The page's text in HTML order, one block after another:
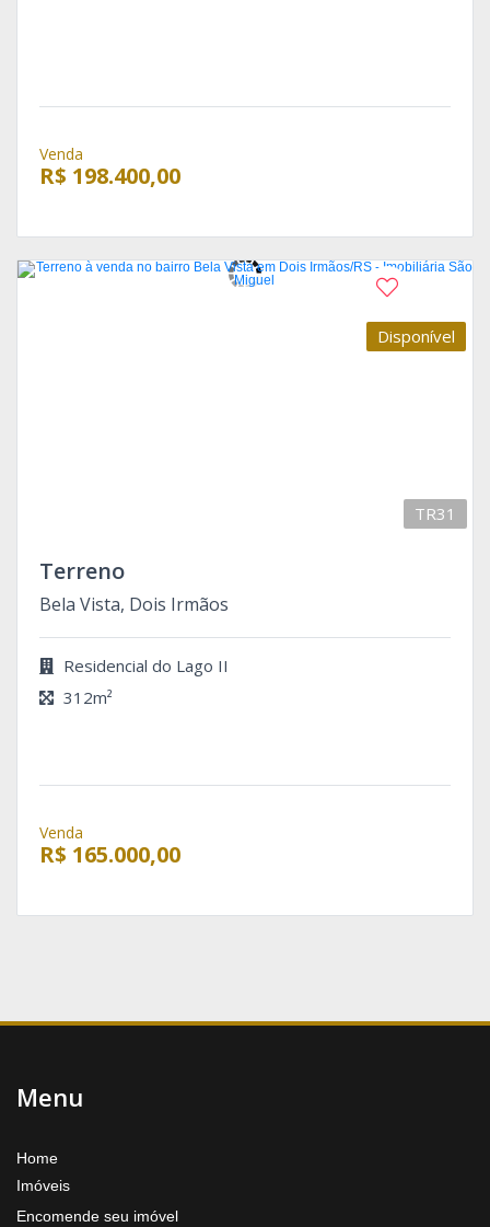
Venda
R$ 198.400,00
Disponível
TR31
Terreno
Bela Vista, Dois Irmãos
Residencial do Lago II
312m²
Venda
R$ 165.000,00
Menu
Home
Imóveis
Encomende seu imóvel